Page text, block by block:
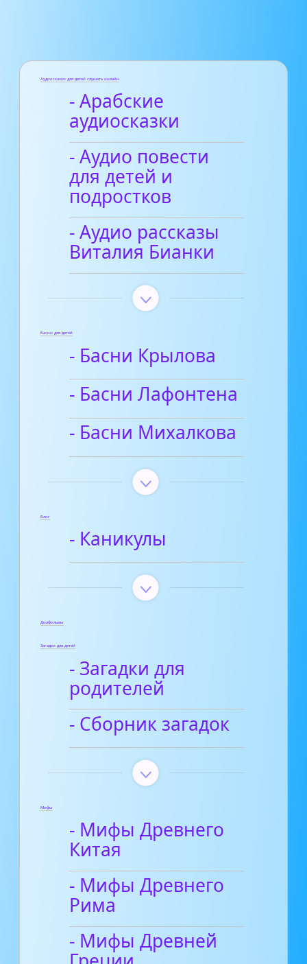
Аудиосказки для детей слушать онлайн
- Арабские
аудиосказки
- Аудио повести
для детей и
подростков
- Аудио рассказы
Виталия Бианки
Басни для детей
- Басни Крылова
- Басни Лафонтена
- Басни Михалкова
Блог
- Каникулы
Диафильмы
Загадки для детей
- Загадки для
родителей
- Сборник загадок
Мифы
- Мифы Древнего
Китая
- Мифы Древнего
Рима
- Мифы Древней